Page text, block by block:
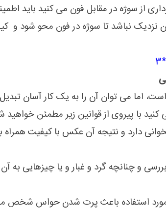
از سوژه در مقابل فون می کنید باید
نزدیک نباشد تا سوژه در فون محو شود و
اما می توان آن را به یک کار آسان تبدیل
با پیروی از قوانین زیر مطمئن خواهید
دارد و نتیجه آن عکس با کیفیت همراه
و چنانچه گرد و غبار و یا چیزهایی به
مورد استفاده باعث پرت شدن حواس شخص